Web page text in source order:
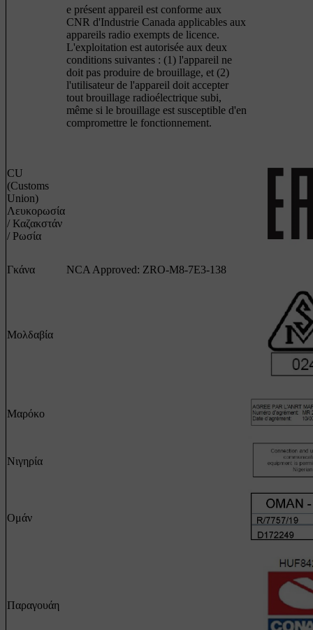
e présent appareil est conforme aux
CNR d'Industrie Canada applicables aux
appareils radio exempts de licence.
L'exploitation est autorisée aux deux
conditions suivantes : (1) l'appareil ne
doit pas produire de brouillage, et (2)
l'utilisateur de l'appareil doit accepter
tout brouillage radioélectrique subi,
même si le brouillage est susceptible d'en
compromettre le fonctionnement.
CU
(Customs
Union)
Λευκορωσία
/ Καζακστάν
/ Ρωσία
Γκάνα NCA Approved: ZRO-M8-7E3-138
Μολδαβία
Μαρόκο
Νιγηρία
Ομάν
Παραγουάη